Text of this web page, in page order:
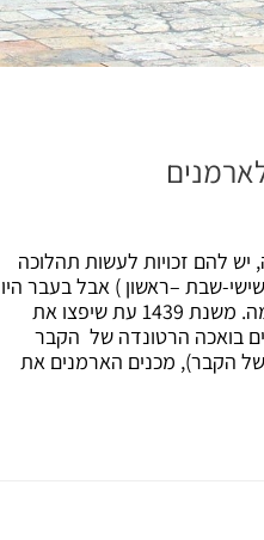
להם זכויות לעשות תהלוכה
שבת –ראשון ) אבל בעבר היו
להם זכויות חזקה גם בגולגותא עצמה. משנת 1439 עת שיפצו את
הרטונדה של הקבר
מכנים הארמנים את